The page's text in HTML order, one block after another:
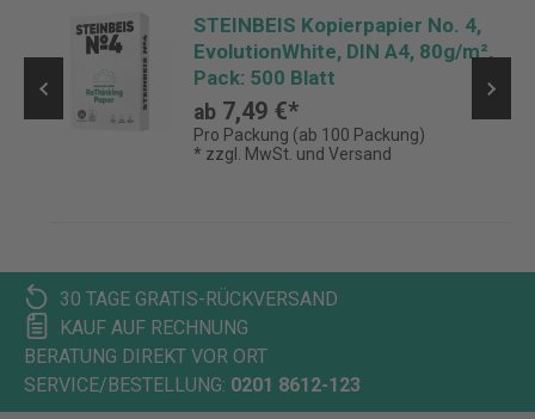
STEINBEIS Kopierpapier No. 4,
EvolutionWhite, DIN A4, 80g/m²,
Pack: 500 Blatt
ab 7,49 €*
Pro Packung (ab 100 Packung)
* zzgl. MwSt. und Versand
30 TAGE GRATIS-RÜCKVERSAND
KAUF AUF RECHNUNG
BERATUNG DIREKT VOR ORT
SERVICE/BESTELLUNG: 0201 8612-123